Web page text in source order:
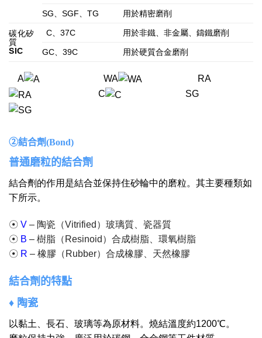
SG、SGF、TG 用於精密磨削
碳化矽
質
SIC
C、37C 用於非鐵、非金屬、鑄鐵磨削
GC、39C 用於硬質合金磨削
A WA
RA
C
SG
②結合劑(Bond)
普通磨粒的結合劑
結合劑的作用是結合並保持住砂輪中的磨粒。其主要種類如
下所示。
☉ V – 陶瓷（Vitrified）玻璃質、瓷器質
☉ B – 樹脂（Resinoid）合成樹脂、環氧樹脂
☉ R – 橡膠（Rubber）合成橡膠、天然橡膠
結合劑的特點
♦ 陶瓷
以黏土、長石、玻璃等為原材料。燒結溫度約1200℃。